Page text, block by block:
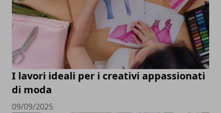
I lavori ideali per i creativi appassionati
di moda
09/09/2025